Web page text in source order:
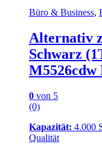
Büro & Business,
Alternativ
Schwarz
M5526cdw
0 von 5
(0)
Kapazität: 4.000
Qualität